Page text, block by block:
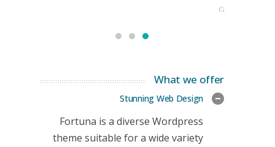
CEO
What we offer
Stunning Web Design
Fortuna is a diverse Wordpress
theme suitable for a wide variety